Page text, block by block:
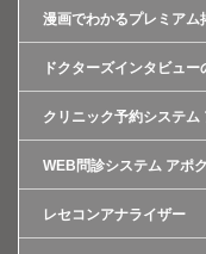
漫画でわかるプレミアム
ドクターズインタビュー
クリニック予約システム
WEB問診システム アポ
レセコンアナライザー